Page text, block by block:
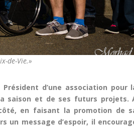
de-Vie.»
d’une association pour
saison et de ses futurs projets.
en faisant la promotion de
un message d’espoir, il